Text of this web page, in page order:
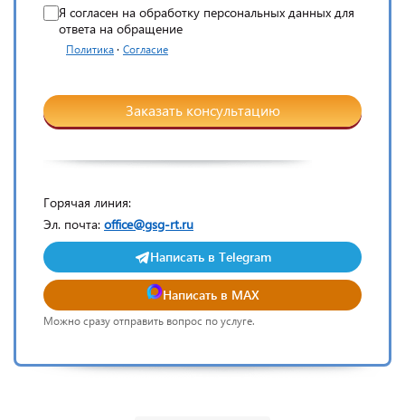
Я согласен на обработку персональных данных для
ответа на обращение
Политика · Согласие
Заказать консультацию
Горячая линия:
Эл. почта: office@gsg-rt.ru
Написать в Telegram
Написать в MAX
Можно сразу отправить вопрос по услуге.